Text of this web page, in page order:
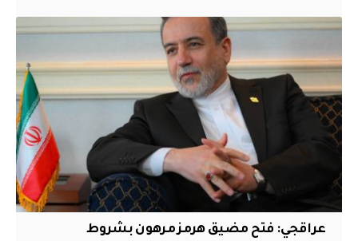
عراقجي: فتح مضيق هرمز مرهون بشروط